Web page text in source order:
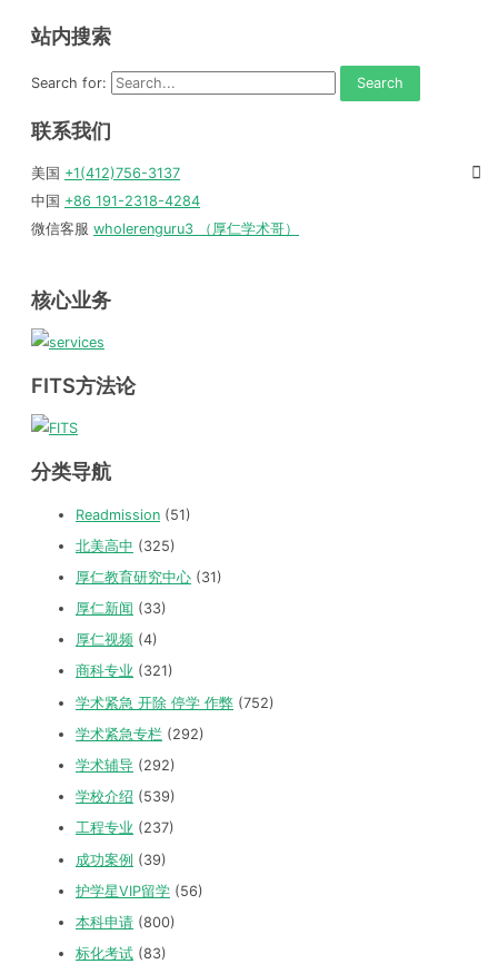
站内搜索
Search for:
联系我们
美国 +1(412)756-3137
中国 +86 191-2318-4284
微信客服 wholerenguru3 （厚仁学术哥）
核心业务
FITS方法论
分类导航
Readmission (51)
北美高中 (325)
厚仁教育研究中心 (31)
厚仁新闻 (33)
厚仁视频 (4)
商科专业 (321)
学术紧急 开除 停学 作弊 (752)
学术紧急专栏 (292)
学术辅导 (292)
学校介绍 (539)
工程专业 (237)
成功案例 (39)
护学星VIP留学 (56)
本科申请 (800)
标化考试 (83)